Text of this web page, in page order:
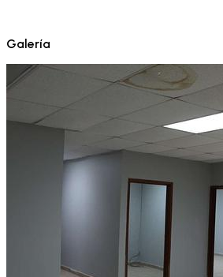
Galería